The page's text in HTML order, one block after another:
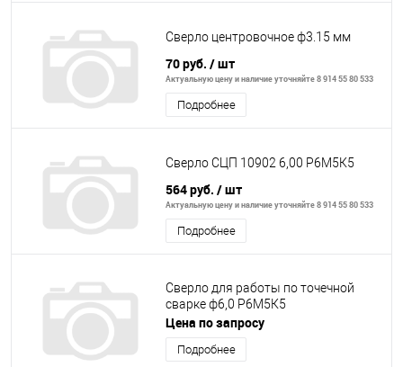
Сверло центровочное ф3.15 мм
70 руб. / шт
Актуальную цену и наличие уточняйте 8 914 55 80 533
Подробнее
Сверло СЦП 10902 6,00 Р6М5К5
564 руб. / шт
Актуальную цену и наличие уточняйте 8 914 55 80 533
Подробнее
Сверло для работы по точечной
сварке ф6,0 Р6М5К5
Цена по запросу
Подробнее